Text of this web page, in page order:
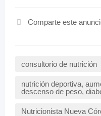
Comparte este
consultorio de nutrición
nutrición deportiva,
descenso de peso,
Nutricionista Nueva